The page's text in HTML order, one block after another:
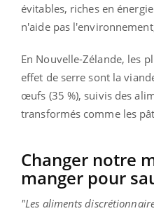
évitables, riches en
n'aide pas
En Nouvelle-Zélande, les
effet de serre sont la
œufs (35 %), suivis des
transformés comme les
Changer notre
manger pour
"Les aliments